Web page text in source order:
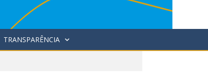
TRANSPARÊNCIA